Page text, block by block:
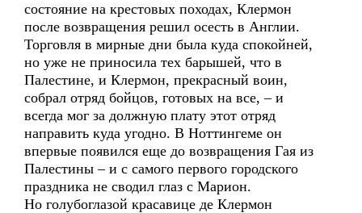
состояние на крестовых походах, Клермон
после возвращения решил осесть в Англии.
Торговля в мирные дни была куда спокойней,
но уже не приносила тех барышей, что в
Палестине, и Клермон, прекрасный воин,
собрал отряд бойцов, готовых на все, – и
всегда мог за должную плату этот отряд
направить куда угодно. В Ноттингеме он
впервые появился еще до возвращения Гая из
Палестины – и с самого первого городского
праздника не сводил глаз с Марион.
Но голубоглазой красавице де Клермон